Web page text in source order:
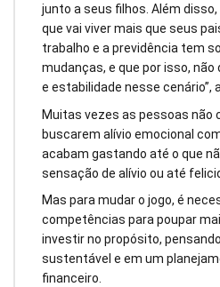
junto a seus filhos. Além
que vai viver mais que seus
trabalho e a previdência tem
mudanças, e que por isso,
e estabilidade nesse cenário”,
Muitas vezes as pessoas não
buscarem alívio emocional
acabam gastando até o que
sensação de alívio ou até
Mas para mudar o jogo, é
competências para poupar
investir no propósito,
sustentável e em um
financeiro.